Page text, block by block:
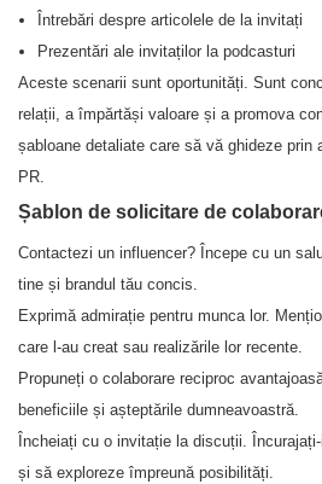
Întrebări despre articolele de la invitați
Prezentări ale invitaților la podcasturi
Aceste scenarii sunt oportunități. Sunt
relații, a împărtăși valoare și a promova
șabloane detaliate care să vă ghideze prin
PR.
Șablon de solicitare de
Contactezi un influencer? Începe cu un
tine și brandul tău concis.
Exprimă admirație pentru munca lor.
care l-au creat sau realizările lor recente.
Propuneți o colaborare reciproc
beneficiile și așteptările dumneavoastră.
Încheiați cu o invitație la discuții.
și să exploreze împreună posibilități.